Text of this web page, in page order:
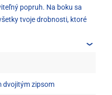
popruh. Na boku sa
tvoje drobnosti, ktoré
dvojitým zipsom